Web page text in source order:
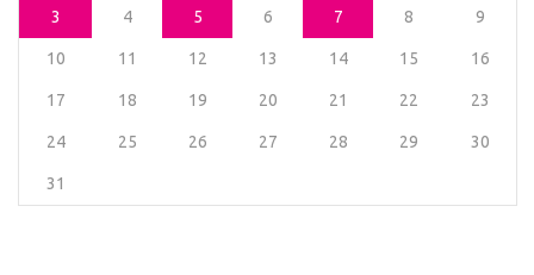
3 4 5 6 7 8 9
10 11 12 13 14 15 16
17 18 19 20 21 22 23
24 25 26 27 28 29 30
31